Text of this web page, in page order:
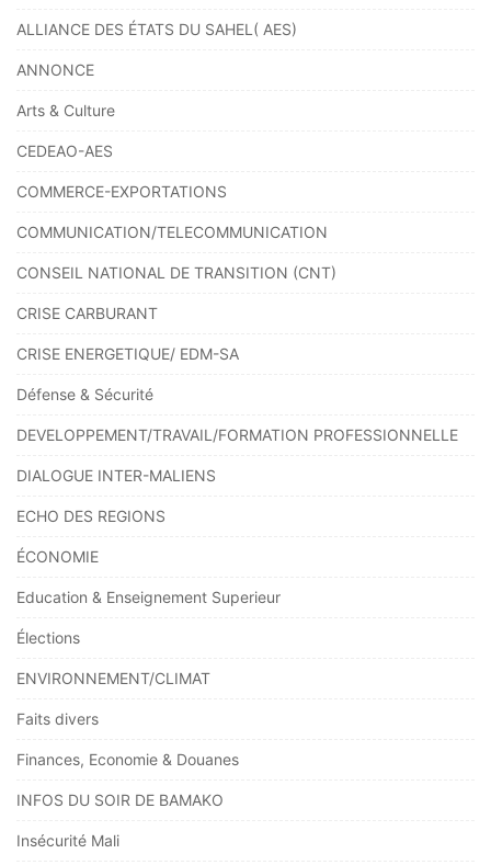
ALLIANCE DES ÉTATS DU SAHEL( AES)
ANNONCE
Arts & Culture
CEDEAO-AES
COMMERCE-EXPORTATIONS
COMMUNICATION/TELECOMMUNICATION
CONSEIL NATIONAL DE TRANSITION (CNT)
CRISE CARBURANT
CRISE ENERGETIQUE/ EDM-SA
Défense & Sécurité
DEVELOPPEMENT/TRAVAIL/FORMATION PROFESSIONNELLE
DIALOGUE INTER-MALIENS
ECHO DES REGIONS
ÉCONOMIE
Education & Enseignement Superieur
Élections
ENVIRONNEMENT/CLIMAT
Faits divers
Finances, Economie & Douanes
INFOS DU SOIR DE BAMAKO
Insécurité Mali